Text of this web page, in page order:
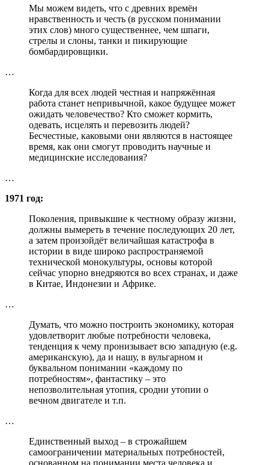
Мы можем видеть, что с древних времён
нравственность и честь (в русском понимании
этих слов) много существеннее, чем шпаги,
стрелы и слоны, танки и пикирующие
бомбардировщики.
…
Когда для всех людей честная и напряжённая
работа станет непривычной, какое будущее может
ожидать человечество? Кто сможет кормить,
одевать, исцелять и перевозить людей?
Бесчестные, каковыми они являются в настоящее
время, как они смогут проводить научные и
медицинские исследования?
…
1971 год:
Поколения, привыкшие к честному образу жизни,
должны вымереть в течение последующих 20 лет,
а затем произойдёт величайшая катастрофа в
истории в виде широко распространяемой
технической монокультуры, основы которой
сейчас упорно внедряются во всех странах, и даже
в Китае, Индонезии и Африке.
…
Думать, что можно построить экономику, которая
удовлетворит любые потребности человека,
тенденция к чему пронизывает всю западную (e.g.
американскую), да и нашу, в вульгарном и
буквальном понимании «каждому по
потребностям», фантастику – это
непозволительная утопия, сродни утопии о
вечном двигателе и т.п.
…
Единственный выход – в строжайшем
самоограничении материальных потребностей,